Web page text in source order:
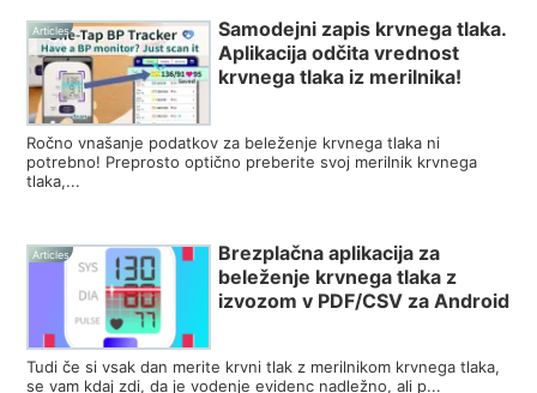
Articles
Samodejni zapis krvnega tlaka.
Aplikacija odčita vrednost
krvnega tlaka iz merilnika!
Ročno vnašanje podatkov za beleženje krvnega tlaka ni
potrebno! Preprosto optično preberite svoj merilnik krvnega
tlaka,...
Articles
Brezplačna aplikacija za
beleženje krvnega tlaka z
izvozom v PDF/CSV za Android
Tudi če si vsak dan merite krvni tlak z merilnikom krvnega tlaka,
se vam kdaj zdi, da je vodenje evidenc nadležno, ali p...